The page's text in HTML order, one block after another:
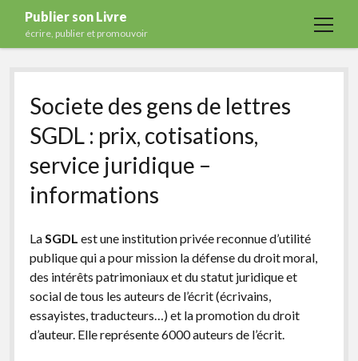
Publier son Livre
écrire, publier et promouvoir
open
Accueil
Formations
Services
Blog
Auto-édition
Actualités
Contact
Societe des gens de lettres
SGDL : prix, cotisations,
service juridique –
informations
LaSGDL est une institution privée reconnue d’utilité
publique qui a pour mission la défense du droit moral,
des intérêts patrimoniaux et du statut juridique et
social de tous les auteurs de l’écrit (écrivains,
essayistes, traducteurs…) et la promotion du droit
d’auteur. Elle représente 6000 auteurs de l’écrit.